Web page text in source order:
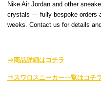
Nike Air Jordan and other
crystals — fully bespoke orders
weeks. Contact us for details
⇒商品詳細はコチラ
⇒スワロスニーカー一覧はコチ